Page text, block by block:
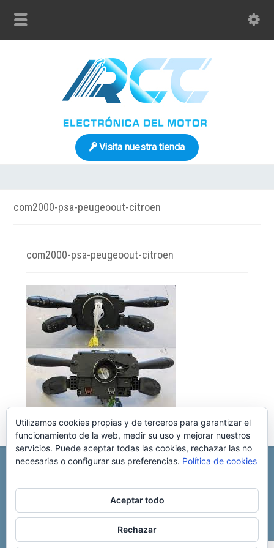
Visita nuestra tienda
com2000-psa-peugeoout-citroen
com2000-psa-peugeoout-citroen
REPARACIÓN CENTRALITA DE COCHE
C/ Virgen del pilar, 6 ,
Copyright © 2025 Reparación Centralita De Coche
Utilizamos cookies propias y de terceros para garantizar el
funcionamiento de la web, medir su uso y mejorar nuestros
servicios. Puede aceptar todas las cookies, rechazar las no
necesarias o configurar sus preferencias. Política de cookies
Aceptar todo
Rechazar